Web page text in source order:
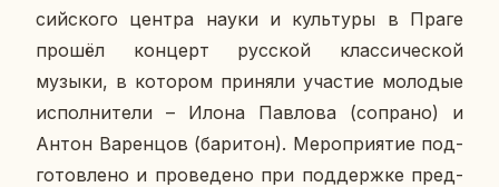
сий­ско­го центра науки и куль­ту­ры в Праге
прошёл кон­церт рус­ской клас­си­че­ской
музыки, в ко­то­ром при­ня­ли уча­стие мо­ло­дые
ис­пол­ни­те­ли – Илона Пав­ло­ва (со­пра­но) и
Антон Ва­рен­цов (ба­ри­тон). Ме­ро­при­я­тие под­
го­тов­ле­но и про­ве­де­но при под­держ­ке пред­